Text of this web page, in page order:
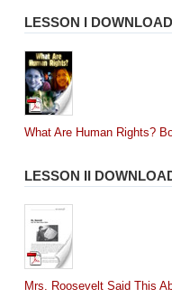
LESSON I DOWNLOAD
What Are Human Rights?
LESSON II
Mrs. Roosevelt Said This